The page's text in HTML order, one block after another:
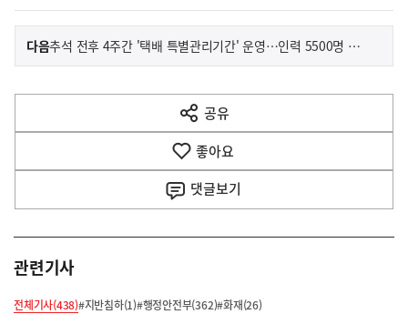
이
전
다
음
다음기
추석 전후 4주간 '택배 특별관리기간' 운영…인력 5500명 추가 투입
공유
열
기
좋아요
댓글보기
관련기사
전체기사(438)#지반침하(1)#행정안전부(362)#화재(26)